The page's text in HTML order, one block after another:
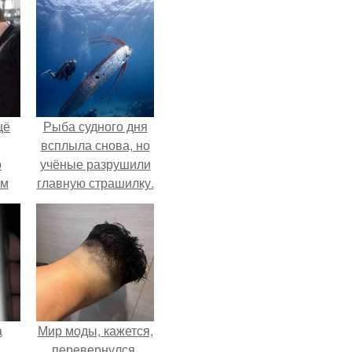
Рыба судного дня
всплыла снова, но
учёные разрушили
главную страшилку.
Мир моды, кажется,